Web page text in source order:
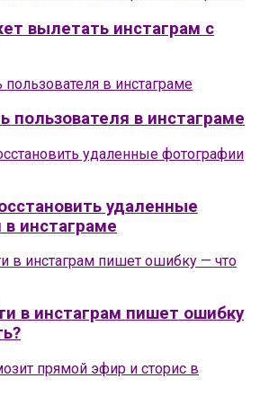
вылетать инстаграм с
пользователя в инстаграме
удаленные
инстаграме
в инстаграм пишет ошибку